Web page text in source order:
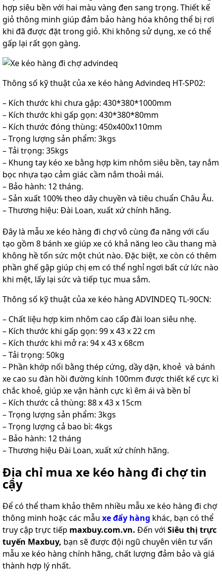
hợp siêu bền với hai màu vàng đen sang trọng. Thiết kế
giỏ thông minh giúp đảm bảo hàng hóa không thể bị rơi
khi đã được đặt trong giỏ. Khi không sử dụng, xe có thể
gấp lại rất gọn gàng.
Thông số kỹ thuật của xe kéo hàng Advindeq HT-SP02:
– Kích thước khi chưa gập: 430*380*1000mm
– Kích thước khi gấp gọn: 430*380*80mm
– Kích thước đóng thùng: 450x400x110mm
– Trọng lượng sản phẩm: 3kgs
– Tải trọng: 35kgs
– Khung tay kéo xe bằng hợp kim nhôm siêu bền, tay nắm
bọc nhựa tạo cảm giác cầm nắm thoải mái.
– Bảo hành: 12 tháng.
– Sản xuất 100% theo dây chuyền và tiêu chuẩn Châu Âu.
– Thương hiệu: Đài Loan, xuất xứ chính hãng.
Đây là mẫu xe kéo hàng đi chợ vô cùng đa năng với cấu
tạo gồm 8 bánh xe giúp xe có khả năng leo cầu thang mà
không hề tốn sức một chút nào. Đặc biệt, xe còn có thêm
phần ghế gập giúp chị em có thể nghỉ ngơi bất cứ lức nào
khi mệt, lấy lại sức và tiếp tục mua sắm.
Thông số kỹ thuật của xe kéo hàng ADVINDEQ TL-90CN:
– Chất liệu hợp kim nhôm cao cấp đài loan siêu nhẹ.
– Kích thước khi gấp gọn: 99 x 43 x 22 cm
– Kích thước khi mở ra: 94 x 43 x 68cm
– Tải trọng: 50kg
– Phần khớp nối bằng thép cứng, dầy dặn, khoẻ và bánh
xe cao su đàn hồi đường kính 100mm được thiết kế cực kì
chắc khoẻ, giúp xe vận hành cực kì êm ái và bền bỉ
– Kích thước cả thùng: 88 x 43 x 15cm
– Trọng lượng sản phẩm: 3kgs
– Trọng lượng cả bao bì: 4kgs
– Bảo hành: 12 tháng
– Thương hiệu Đài Loan, xuất xứ chính hãng.
Địa chỉ mua xe kéo hàng đi chợ tin
cậy
Để có thể tham khảo thêm nhiều mẫu xe kéo hàng đi chợ
thông minh hoặc các mẫu xe đẩy hàng khác, bạn có thể
truy cập trực tiếp maxbuy.com.vn. Đến với Siêu thị trực
tuyến Maxbuy, bạn sẽ được đội ngũ chuyên viên tư vấn
mẫu xe kéo hàng chính hãng, chất lượng đảm bảo và giá
thành hợp lý nhất.